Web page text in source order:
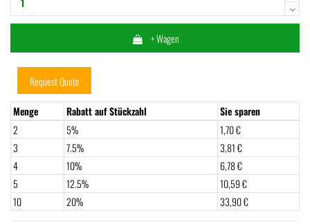
+ Wagen
Request Quote
Menge Rabatt auf Stückzahl
Sie sparen
2
5%
1,70 €
3
7.5%
3,81 €
4
10%
6,78 €
5
12.5%
10,59 €
10
20% 33,90 €